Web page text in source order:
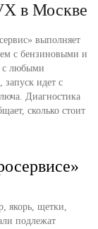
в Москве
выполняет
с бензиновыми и
с любыми
идет с
Диагностика
сколько стоит
якорь, щетки,
подлежат